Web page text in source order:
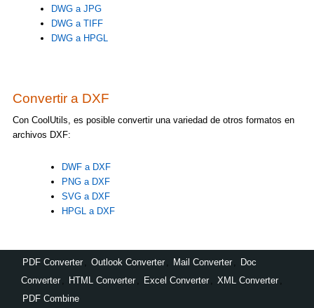
DWG a JPG
DWG a TIFF
DWG a HPGL
Convertir a DXF
Con CoolUtils, es posible convertir una variedad de otros formatos en
archivos DXF:
DWF a DXF
PNG a DXF
SVG a DXF
HPGL a DXF
PDF Converter Outlook Converter Mail Converter
Doc
Converter
HTML Converter Excel Converter XML Converter
PDF Combine